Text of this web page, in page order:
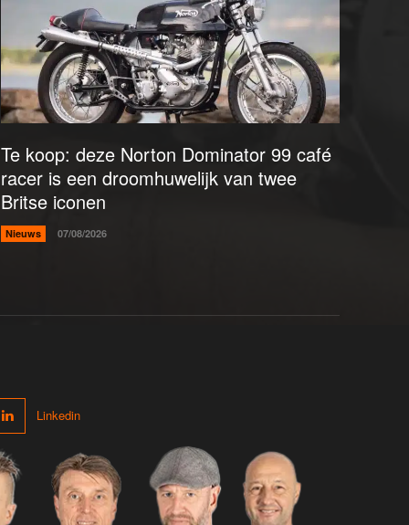
Te koop: deze Norton Dominator 99 café
racer is een droomhuwelijk van twee
Britse iconen
Nieuws 07/08/2026
Linkedin